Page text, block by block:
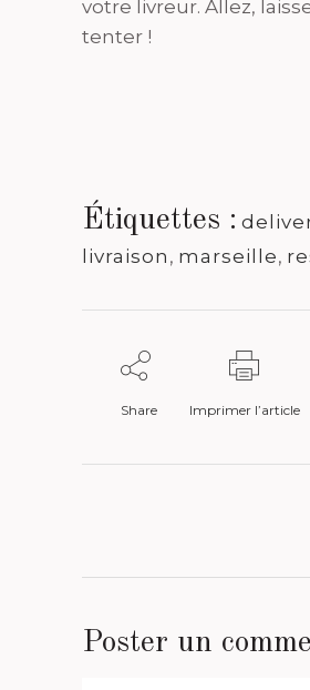
votre livreur. Allez,
tenter !
Étiquettes :
livraison , marseille,
Share Imprimer l’article
Poster un